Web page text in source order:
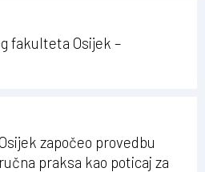
fakulteta Osijek –
započeo provedbu
praksa kao poticaj za